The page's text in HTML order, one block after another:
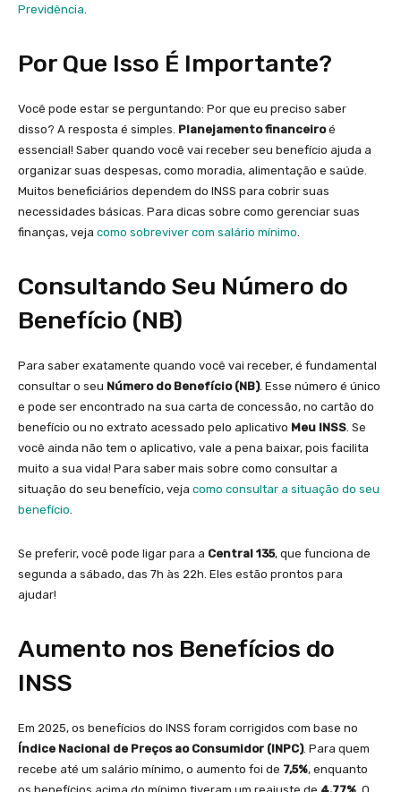
Previdência.
Por Que Isso É Importante?
Você pode estar se perguntando: Por que eu preciso saber
disso? A resposta é simples. Planejamento financeiroé
essencial! Saber quando você vai receber seu benefício ajuda a
organizar suas despesas, como moradia, alimentação e saúde.
Muitos beneficiários dependem do INSS para cobrir suas
necessidades básicas. Para dicas sobre como gerenciar suas
finanças, veja como sobreviver com salário mínimo.
Consultando Seu Número do
Benefício (NB)
Para saber exatamente quando você vai receber, é fundamental
consultar o seu Número do Benefício (NB). Esse número é único
e pode ser encontrado na sua carta de concessão, no cartão do
benefício ou no extrato acessado pelo aplicativo Meu INSS. Se
você ainda não tem o aplicativo, vale a pena baixar, pois facilita
muito a sua vida! Para saber mais sobre como consultar a
situação do seu benefício, veja como consultar a situação do seu
benefício.
Se preferir, você pode ligar para a Central 135, que funciona de
segunda a sábado, das 7h às 22h. Eles estão prontos para
ajudar!
Aumento nos Benefícios do
INSS
Em 2025, os benefícios do INSS foram corrigidos com base no
Índice Nacional de Preços ao Consumidor (INPC). Para quem
recebe até um salário mínimo, o aumento foi de 7,5%, enquanto